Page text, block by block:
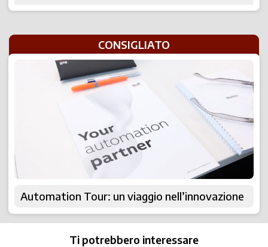
CONSIGLIATO
Automation Tour: un viaggio nell’innovazione
Ti potrebbero interessare